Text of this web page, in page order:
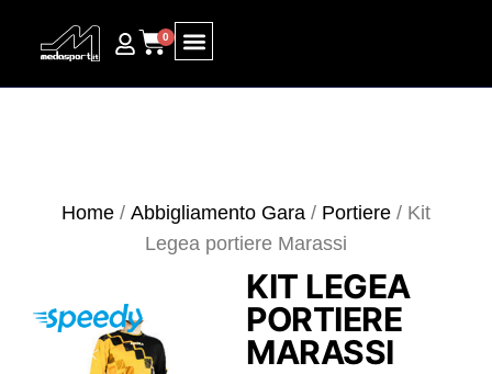
0
Home / Abbigliamento Gara / Portiere / Kit
Legea portiere Marassi
KIT LEGEA
PORTIERE
MARASSI